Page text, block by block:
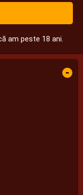
am peste 18 ani.
-